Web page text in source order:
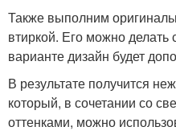
Также выполним
втиркой. Его можно
варианте дизайн будет
В результате получится
который, в сочетании со
оттенками, можно